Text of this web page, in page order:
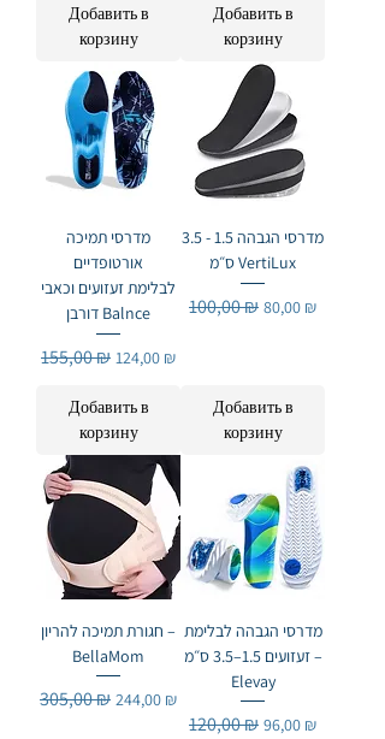
Добавить в
корзину
Добавить в
корзину
מדרסי תמיכה
אורטופדיים
לבלימת זעזועים וכאבי
דורבן Balnce
Обычная цена
155,00 ₪ Цена со скидкой
124,00 ₪
Добавить в
корзину
מדרסי הגבהה 1.5 - 3.5
ס״מ VertiLux
Обычная цена
100,00 ₪ Цена со скидкой
80,00 ₪
Добавить в
корзину
חגורת תמיכה להריון –
BellaMom
Обычная цена
305,00 ₪ Цена со скидкой
244,00 ₪
מדרסי הגבהה לבלימת
זעזועים 1.5–3.5 ס״מ –
Elevay
Обычная цена
120,00 ₪ Цена со скидкой
96,00 ₪